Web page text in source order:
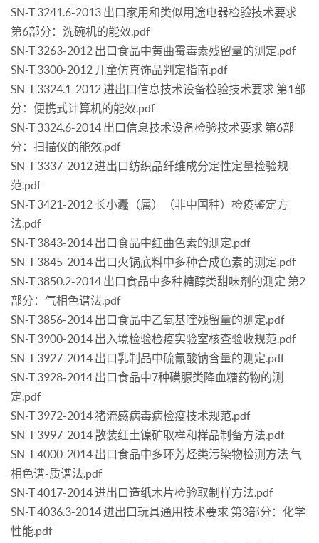
SN-T 3241.6-2013 出口家用和类似用途电器检验技术要求
第6部分：洗碗机的能效.pdf
SN-T 3263-2012 出口食品中黄曲霉毒素残留量的测定.pdf
SN-T 3300-2012 儿童仿真饰品判定指南.pdf
SN-T 3324.1-2012 进出口信息技术设备检验技术要求 第1部
分：便携式计算机的能效.pdf
SN-T 3324.6-2014 出口信息技术设备检验技术要求 第6部
分：扫描仪的能效.pdf
SN-T 3337-2012 进出口纺织品纤维成分定性定量检验规
范.pdf
SN-T 3421-2012 长小蠹（属）（非中国种）检疫鉴定方
法.pdf
SN-T 3843-2014 出口食品中红曲色素的测定.pdf
SN-T 3845-2014 出口火锅底料中多种合成色素的测定.pdf
SN-T 3850.2-2014 出口食品中多种糖醇类甜味剂的测定 第2
部分：气相色谱法.pdf
SN-T 3856-2014 出口食品中乙氧基喹残留量的测定.pdf
SN-T 3900-2014 出入境检验检疫实验室核查验收规范.pdf
SN-T 3927-2014 出口乳制品中硫氰酸钠含量的测定.pdf
SN-T 3928-2014 出口食品中7种磺脲类降血糖药物的测
定.pdf
SN-T 3972-2014 猪流感病毒病检疫技术规范.pdf
SN-T 3997-2014 散装红土镍矿取样和样品制备方法.pdf
SN-T 4000-2014 出口食品中多环芳烃类污染物检测方法 气
相色谱-质谱法.pdf
SN-T 4017-2014 进出口造纸木片检验取制样方法.pdf
SN-T 4036.3-2014 进出口玩具通用技术要求 第3部分：化学
性能.pdf